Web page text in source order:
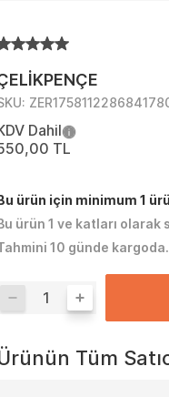
Dahil
TL
ürün için minimum 1
ürün 1 ve katları
10 günde kargoda.
Tüm